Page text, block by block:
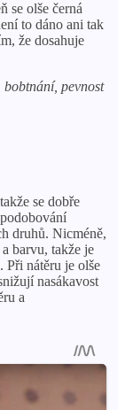
se olše černá
to dáno ani tak
že dosahuje
pevnost
se dobře
druhů. Nicméně,
barvu, takže je
Při nátěru je olše
nasákavost
a